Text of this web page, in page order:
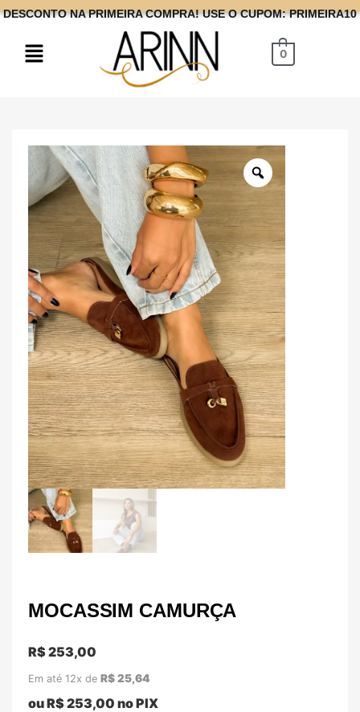
DESCONTO NA PRIMEIRA COMPRA! USE O CUPOM: PRIMEIRA10
0
MOCASSIM CAMURÇA
R$253,00
Em até 12x de R$25,64
ouR$253,00 no PIX